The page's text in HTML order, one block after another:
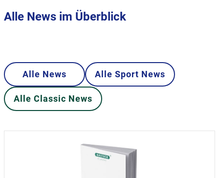
Alle News im Überblick
Alle News Alle Sport News
Alle Classic News